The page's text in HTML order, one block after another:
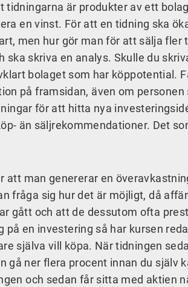
är produkter av ett
en vinst. För att en tidning ska
men hur gör man för att sälja fler
skriva en analys. Skulle du
bolaget som har köppotential.
på framsidan, även om personen
för att hitta nya
än säljrekommendationer. Det
att man genererar en
fråga sig hur det är möjligt, då
gått och att de dessutom ofta
en investering så har kursen
själva vill köpa. När tidningen
gå ner flera procent innan du själv
och sedan får sitta med aktien